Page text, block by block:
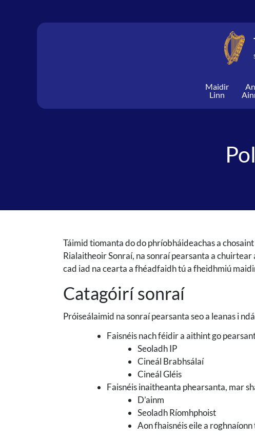
Maidir
Linn
Táimid tiomanta do do phríobháideachas a
Rialaitheoir Sonraí, na sonraí pearsanta a
cad iad na cearta a fhéadfaidh tú a fheidhmiú
Catagóirí sonraí
Próiseálaimid na sonraí pearsanta seo a leanas i
Faisnéis nach féidir a aithint go
Seoladh IP
Cineál Brabhsálaí
Cineál Gléis
Faisnéis inaitheanta phearsanta, mar
D’ainm
Seoladh Ríomhphoist
Aon fhaisnéis eile a